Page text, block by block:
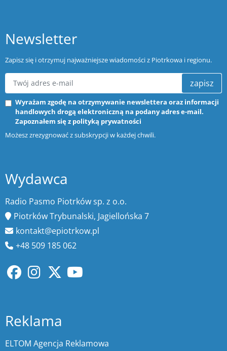
Newsletter
Zapisz się i otrzymuj najważniejsze wiadomości z Piotrkowa i regionu.
zapisz
Wyrażam zgodę na otrzymywanie newslettera oraz informacji
handlowych drogą elektroniczną na podany adres e-mail.
Zapoznałem się z polityką prywatności
Możesz zrezygnować z subskrypcji w każdej chwili.
Wydawca
Radio Pasmo Piotrków sp. z o.o.
Piotrków Trybunalski, Jagiellońska 7
kontakt@epiotrkow.pl
+48 509 185 062
Reklama
ELTOM Agencja Reklamowa